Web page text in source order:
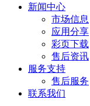
新闻中心
市场信息
应用分享
彩页下载
售后资讯
服务支持
售后服务
联系我们